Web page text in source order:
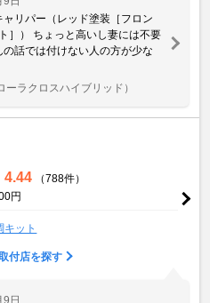
リパー（レッド塗装［フロン
］） ちょっと高いし妻には不要
話では付けない人の方が少な
ーラクロスハイブリッド）
4.44
（788件）
円
キット
付店を探す
9日